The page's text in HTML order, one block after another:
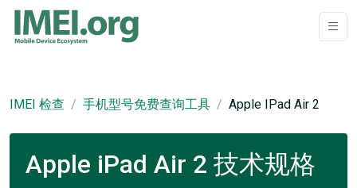
IMEI 检查 手机型号免费查询工具 Apple IPad Air 2
Apple iPad Air 2 技术规格